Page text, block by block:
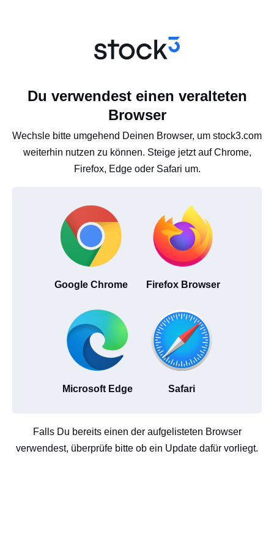
Du verwendest einen veralteten
Browser
Wechsle bitte umgehend Deinen Browser, um stock3.com
weiterhin nutzen zu können. Steige jetzt auf Chrome,
Firefox, Edge oder Safari um.
Google Chrome Firefox Browser
Microsoft Edge Safari
Falls Du bereits einen der aufgelisteten Browser
verwendest, überprüfe bitte ob ein Update dafür vorliegt.